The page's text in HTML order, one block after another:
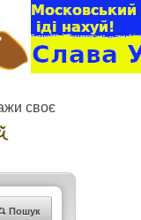
своє
Пошук